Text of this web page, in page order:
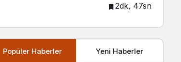
2dk, 47sn
Popüler Haberler Yeni Haberler